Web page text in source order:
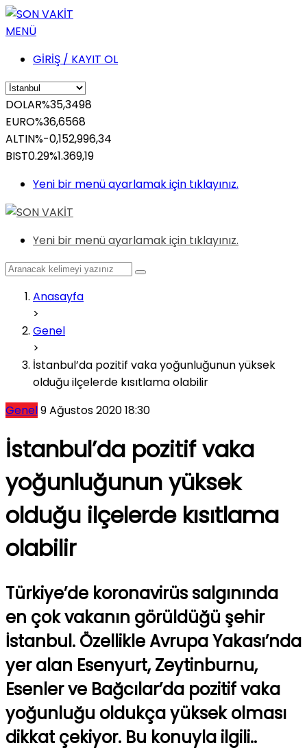
MENÜ
GİRİŞ / KAYIT OL
DOLAR%35,3498
EURO%36,6568
ALTIN%-0,152,996,34
BIST0.29%1.369,19
Yeni bir menü ayarlamak için tıklayınız.
Yeni bir menü ayarlamak için tıklayınız.
Anasayfa
>
Genel
>
İstanbul’da pozitif vaka yoğunluğunun yüksek
olduğu ilçelerde kısıtlama olabilir
Genel9 Ağustos 2020 18:30
İstanbul’da pozitif vaka
yoğunluğunun yüksek
olduğu ilçelerde kısıtlama
olabilir
Türkiye’de koronavirüs salgınında
en çok vakanın görüldüğü şehir
İstanbul. Özellikle Avrupa Yakası’nda
yer alan Esenyurt, Zeytinburnu,
Esenler ve Bağcılar’da pozitif vaka
yoğunluğu oldukça yüksek olması
dikkat çekiyor. Bu konuyla ilgili..